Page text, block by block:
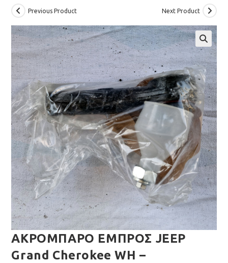
Previous Product Next Product
🔍
ΑΚΡΟΜΠΑΡΟ ΕΜΠΡΟΣ JEEP
Grand Cherokee WH –